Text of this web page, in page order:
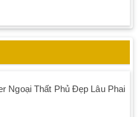
Ngoại Thất Phủ Đẹp Lâu Phai